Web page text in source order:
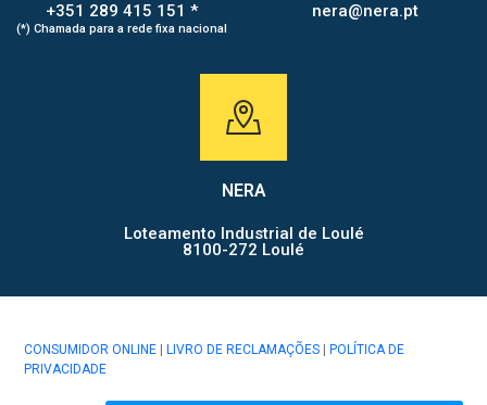
+351 289 415 151 *
(*) Chamada para a rede fixa nacional
nera@nera.pt
NERA
Loteamento Industrial de Loulé
8100-272 Loulé
CONSUMIDOR ONLINE LIVRO DE RECLAMAÇÕES
POLÍTICA DE
PRIVACIDADE